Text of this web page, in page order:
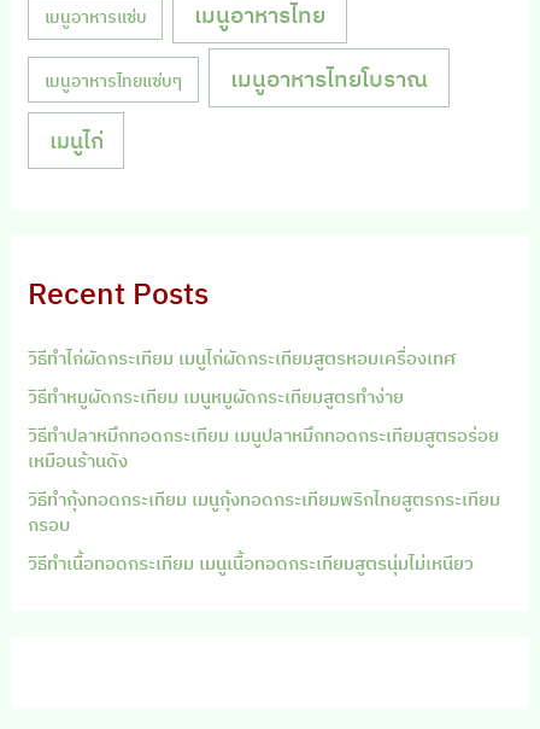
เมนูอาหารแซ่บ เมนูอาหารไทย
เมนูอาหารไทยแซ่บๆ เมนูอาหารไทยโบราณ
เมนูไก่
Recent Posts
วิธีทำไก่ผัดกระเทียม เมนูไก่ผัดกระเทียมสูตรหอมเครื่องเทศ
วิธีทำหมูผัดกระเทียม เมนูหมูผัดกระเทียมสูตรทำง่าย
วิธีทำปลาหมึกทอดกระเทียม เมนูปลาหมึกทอดกระเทียมสูตรอร่อย
เหมือนร้านดัง
วิธีทำกุ้งทอดกระเทียม เมนูกุ้งทอดกระเทียมพริกไทยสูตรกระเทียม
กรอบ
วิธีทำเนื้อทอดกระเทียม เมนูเนื้อทอดกระเทียมสูตรนุ่มไม่เหนียว